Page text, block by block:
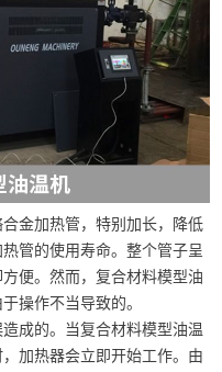
金加热管，特别加长，降低
管的使用寿命。整个管子呈
便。然而，复合材料模型油
操作不当导致的。
成的。当复合材料模型油温
加热器会立即开始工作。由